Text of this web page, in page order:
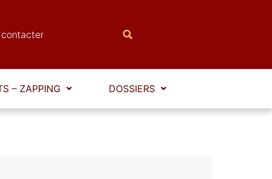
contacter
– ZAPPING DOSSIERS